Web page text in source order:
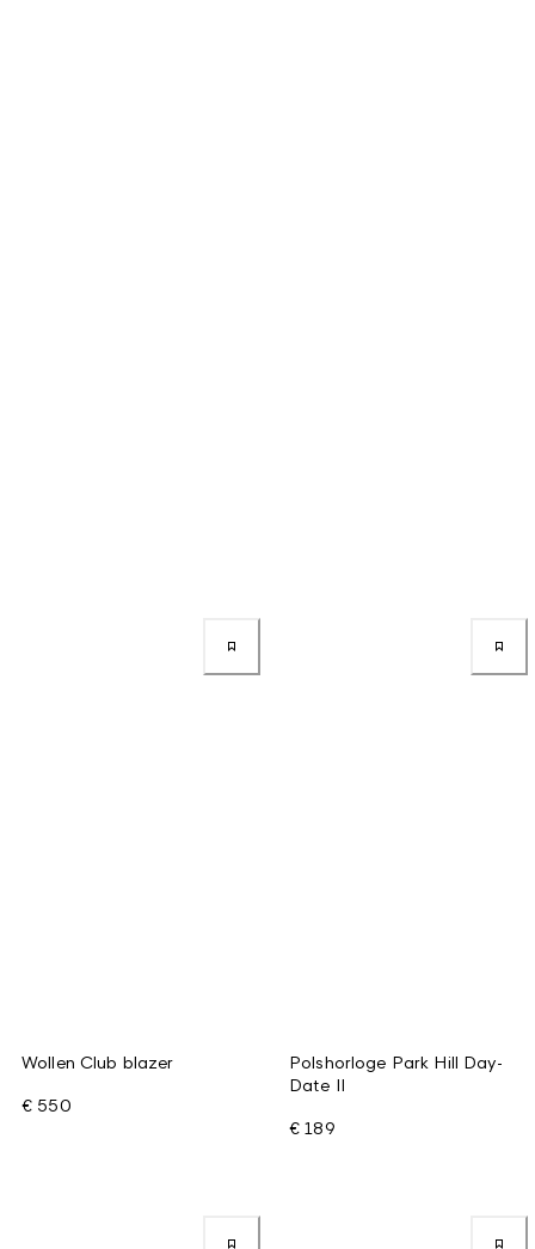
Wollen Club blazer
€ 550
Polshorloge Park Hill Day-
Date II
€ 189